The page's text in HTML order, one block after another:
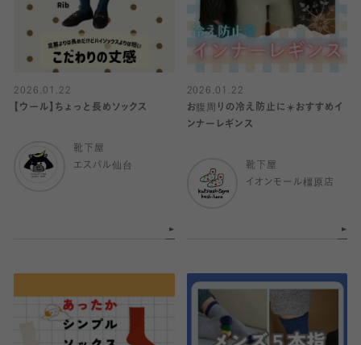
2026.01.22
【ウール】ちょっと長めソックス
靴下屋
エスパル仙台
2026.01.22
お腹周りの冷え防止に☀️おすすめイ
ンナーレギンス
靴下屋
イオンモール橿原店